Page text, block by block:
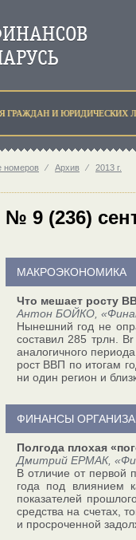
ГРАЖДАН И ЮРИДИЧЕСКИХ
номеров ⁄ Архив ⁄ 2013 г.
№ 9 (236)
МАКРОЭКОНОМИКА
Что мешает росту
Антон БОЙКО,
Нынешний год не
составил 285 трлн.
аналогичного
рост ВВП по итогам
ни один регион и
ФИНАНСЫ
Полгода плохая
Дмитрий ЕРМАК,
В отличие от первой
года под влиянием
показателей
средства на счетах,
и просроченной